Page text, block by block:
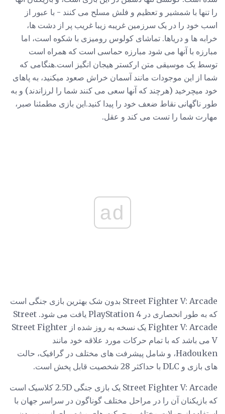
را تنها با شمشیر و تعظیم و فلش مسلح می کنند - با عبور از
اسب خود را در یک سرزمین غریبه زیبا غریب پر از دشت ها،
خرابه ها و دریاها. تماشای کولوس رومیزی با شکوه است، اما
مبارزه با آنها می شود مبارزه حماسی است که همراه است
توسط یک موسیقی متن ارکستر هیجان انگیز است.هنگامی که
شما از این موجودات مانند آسمان خراش صعود میکنید، به پاهای
خود میچرخید (هرچند که آنها سعی می کنند شما را لرزاندند) و به
طور ناگهانی نقاط ضعف خود را پیدا کنید.این بازی مطمئنا صبر،
مهارت شما را تست می کند و عقل.
ad
Street Fighter V: Arcade بدون شک بهترین بازی جنگی است
که به طور انحصاری در PlayStation 4 یافت می شود. Street
Fighter V: Arcade یک نسخه به روز شده از Street Fighter
V می باشد که با تمام حرکات مورد علاقه خود مانند
Hadouken، و شامل پیشرفت های مختلف در گرافیک، حالت
های بازی و DLC با حداکثر 28 شخصیت قابل پخش است.
Street Fighter V: Arcade یک بازی جنگی 2.5D کلاسیک است
که بازیکنان آن را در مراحل مختلف گوناگون در سراسر جهان با